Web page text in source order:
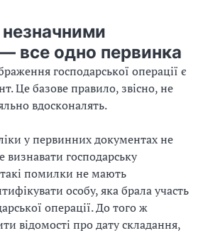
незначними
все одно первинка
господарської операції є
Це базове правило, звісно, не
вдосконалять.
у первинних документах не
визнавати господарську
помилки не мають
особу, яка брала участь
операції. До того ж
відомості про дату складання,